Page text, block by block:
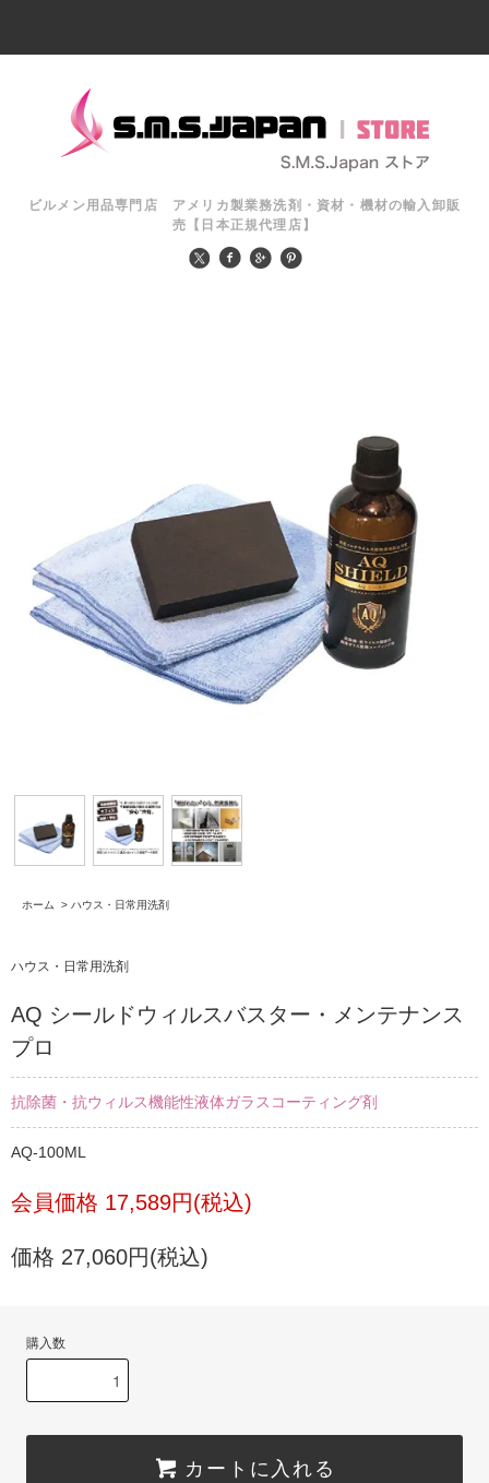
ビルメン用品専門店 アメリカ製業務洗剤・資材・機材の輸入卸販
売【日本正規代理店】
ホーム > ハウス・日常用洗剤
ハウス・日常用洗剤
AQ シールドウィルスバスター・メンテナンス
プロ
抗除菌・抗ウィルス機能性液体ガラスコーティング剤
AQ-100ML
会員価格 17,589円(税込)
価格 27,060円(税込)
購入数
カートに入れる